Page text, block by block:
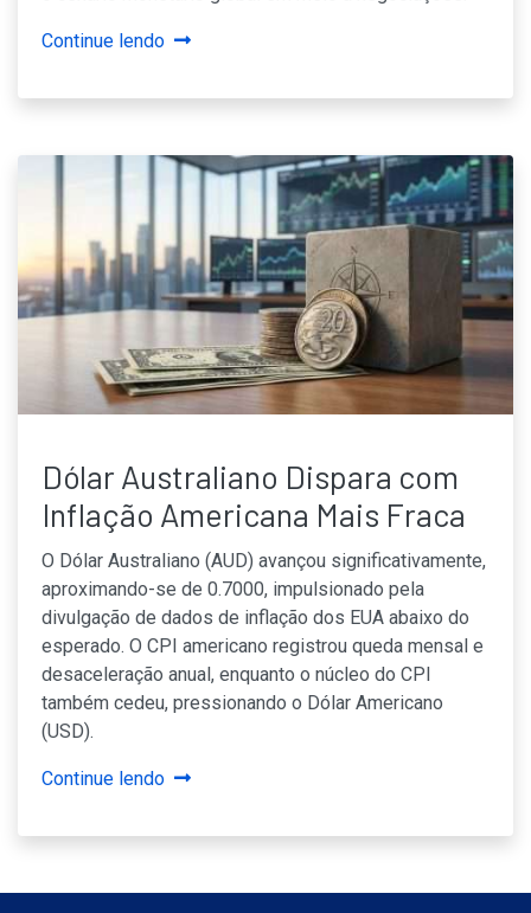
Continue lendo
Dólar Australiano Dispara com
Inflação Americana Mais Fraca
O Dólar Australiano (AUD) avançou significativamente,
aproximando-se de 0.7000, impulsionado pela
divulgação de dados de inflação dos EUA abaixo do
esperado. O CPI americano registrou queda mensal e
desaceleração anual, enquanto o núcleo do CPI
também cedeu, pressionando o Dólar Americano
(USD).
Continue lendo